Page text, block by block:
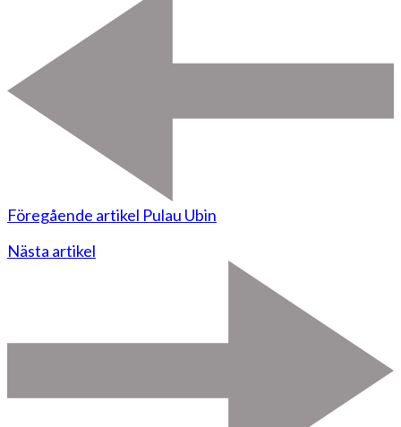
Föregående artikel Pulau Ubin
Nästa artikel